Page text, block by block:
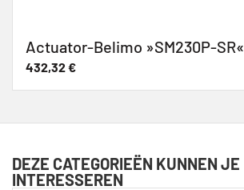
Actuator-Belimo »SM230P-SR«
432,32 €
DEZE CATEGORIEËN KUNNEN JE
INTERESSEREN